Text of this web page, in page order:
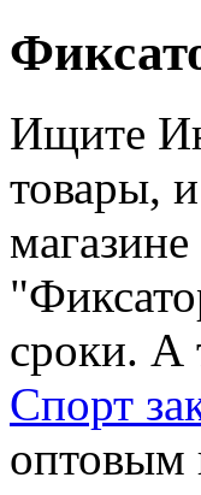
Ищите
товары,
сроки. А
Спорт
оптовым